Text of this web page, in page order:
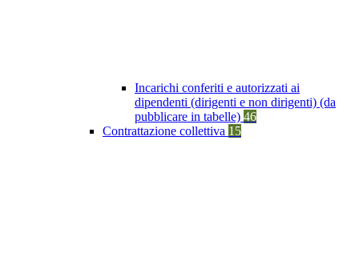
Incarichi conferiti e autorizzati ai
dipendenti (dirigenti e non dirigenti) (da
pubblicare in tabelle) 46
Contrattazione collettiva 15